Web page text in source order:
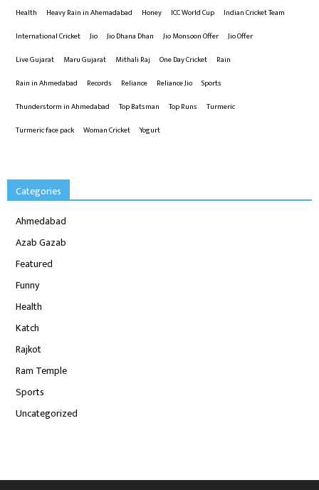
Health
Heavy Rain in Ahemadabad Honey ICC World Cup
Indian Cricket Team
International Cricket
Jio Jio Dhana Dhan Jio Monsoon Offer
Jio Offer
Live Gujarat
Maru Gujarat Mithali Raj One Day Cricket
Rain
Rain in Ahmedabad
Records Reliance Reliance Jio
Sports
Thunderstorm in Ahmedabad
Top Batsman Top Runs
Turmeric
Turmeric face pack
Woman Cricket Yogurt
Categories
Ahmedabad
Azab Gazab
Featured
Funny
Health
Katch
Rajkot
Ram Temple
Sports
Uncategorized